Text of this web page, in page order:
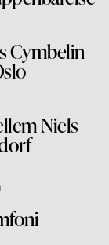
Cymbelin
Niels